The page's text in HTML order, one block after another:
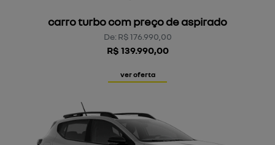
carro turbo com preço de aspirado
De: R$ 176.990,00
R$ 139.990,00
ver oferta